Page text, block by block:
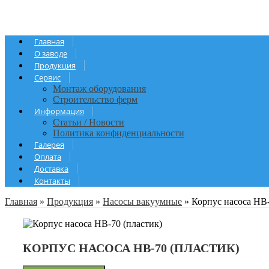
Главная
О заводе
Продукция
Сервис
Монтаж оборудования
Строительство ферм
Информация
Статьи / Новости
Политика конфиденциальности
Галерея
Оплата
Доставка
Контакты
Главная » Продукция » Насосы вакуумные » Корпус насоса
КОРПУС НАСОСА НВ-70 (ПЛАСТИК)